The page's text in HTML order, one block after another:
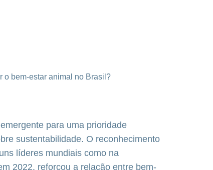
para uma prioridade
sustentabilidade. O reconhecimento
líderes mundiais como na
2022, reforçou a relação entre bem-